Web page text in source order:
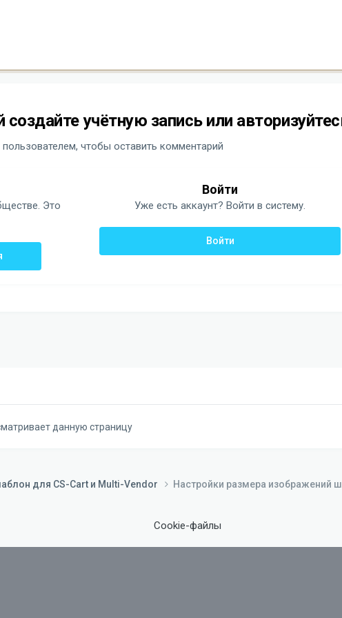
учётную запись или
чтобы оставить комментарий
Это
Войти
Уже есть аккаунт? Войти в систему.
Войти
данную страницу
для CS-Cart и Multi-Vendor Настройки размера изображений
Cookie-файлы